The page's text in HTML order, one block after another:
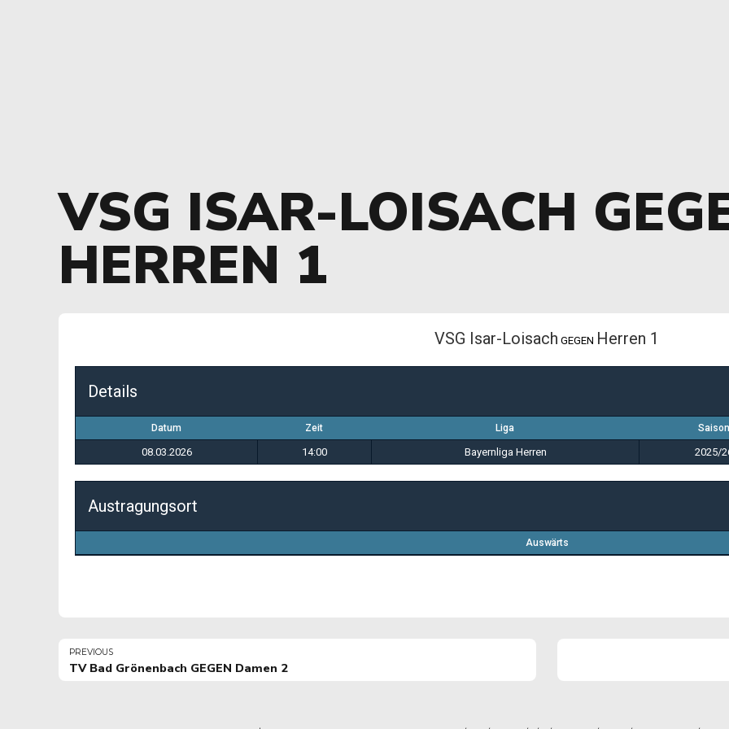
VSG ISAR-LOISACH
HERREN 1
VSG Isar-Loisach GEGEN Herren 1
Details
Datum Zeit Liga Saison
08.03.2026 14:00 Bayernliga Herren 2025/
Austragungsort
Auswärts
PREVIOUS
TV Bad Grönenbach GEGEN Damen 2